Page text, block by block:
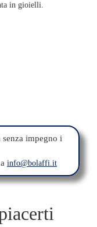
in gioielli.
impegno i
info@bolaffi.it